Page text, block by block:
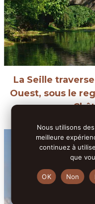
La Seille
Ouest, sous le
Nous utilisons
meilleure
continuez à
que
OK Non